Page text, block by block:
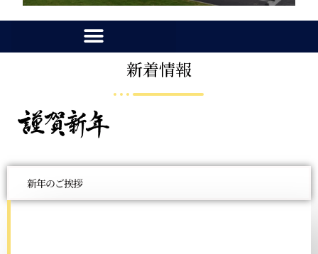
新着情報
新年のご挨拶